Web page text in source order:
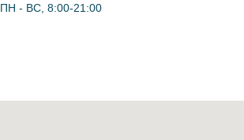
ПН - ВС, 8:00-21:00